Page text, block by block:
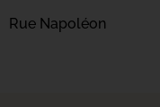
Rue Napoléon